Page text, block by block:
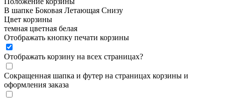
В шапке Боковая Летающая Снизу
Цвет корзины
темная цветная белая
Отображать кнопку печати корзины
Отображать корзину на всех страницах?
Сокращенная шапка и футер на страницах корзины и
оформления заказа